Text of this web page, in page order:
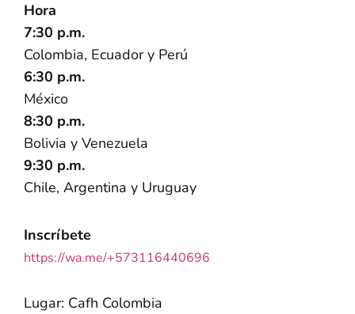
Hora
7:30 p.m.
Colombia, Ecuador y Perú
6:30 p.m.
México
8:30 p.m.
Bolivia y Venezuela
9:30 p.m.
Chile, Argentina y Uruguay
Inscríbete
https://wa.me/+573116440696
Lugar: Cafh Colombia